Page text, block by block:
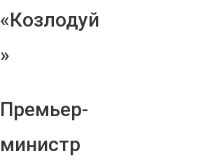
«Козлодуй
»
Премьер-
министр